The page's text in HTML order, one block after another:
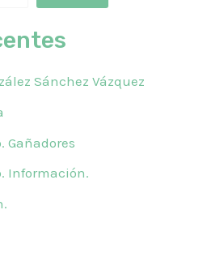
Sánchez Vázquez
Gañadores
Información.